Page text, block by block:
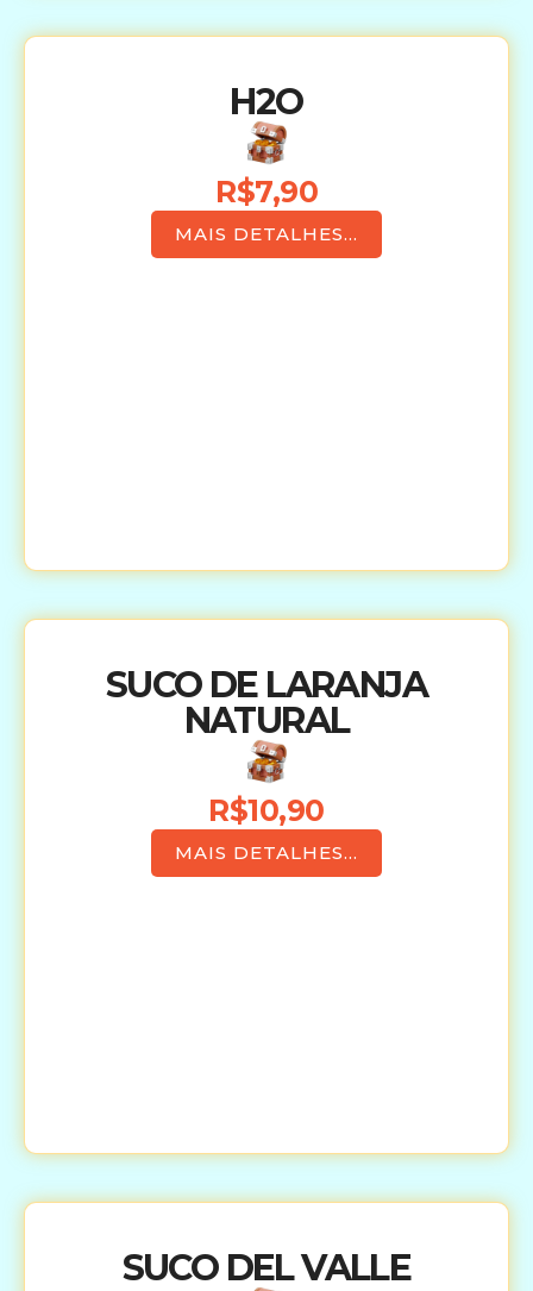
H2O
R$7,90
MAIS DETALHES...
SUCO DE LARANJA
NATURAL
R$10,90
MAIS DETALHES...
SUCO DEL VALLE